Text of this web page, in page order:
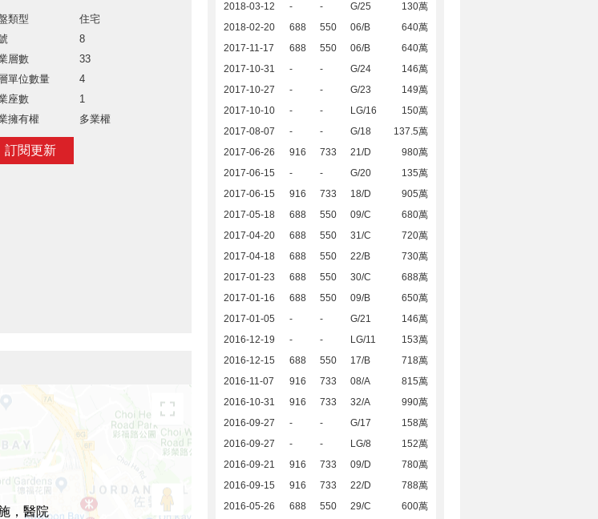
類型
住宅
8
層數
33
單位數量
4
座數
1
擁有權
多業權
訂閱更新
2018-03-12
- - G/25
130萬
2018-02-20
688 550 06/B
640萬
2017-11-17
688 550 06/B
640萬
2017-10-31
- - G/24
146萬
2017-10-27
- - G/23
149萬
2017-10-10
- - LG/16
150萬
2017-08-07
- - G/18
137.5萬
2017-06-26
916 733 21/D
980萬
2017-06-15
- - G/20
135萬
2017-06-15
916 733 18/D
905萬
2017-05-18
688 550 09/C
680萬
2017-04-20
688 550 31/C
720萬
2017-04-18
688 550 22/B
730萬
2017-01-23
688 550 30/C
688萬
2017-01-16
688 550 09/B
650萬
2017-01-05
- - G/21
146萬
2016-12-19
- - LG/11
153萬
2016-12-15
688 550 17/B
718萬
2016-11-07
916 733 08/A
815萬
2016-10-31
916 733 32/A
990萬
2016-09-27
- - G/17
158萬
2016-09-27
- - LG/8
152萬
2016-09-21
916 733 09/D
780萬
2016-09-15
916 733 22/D
788萬
2016-05-26
688 550 29/C
600萬
，醫院